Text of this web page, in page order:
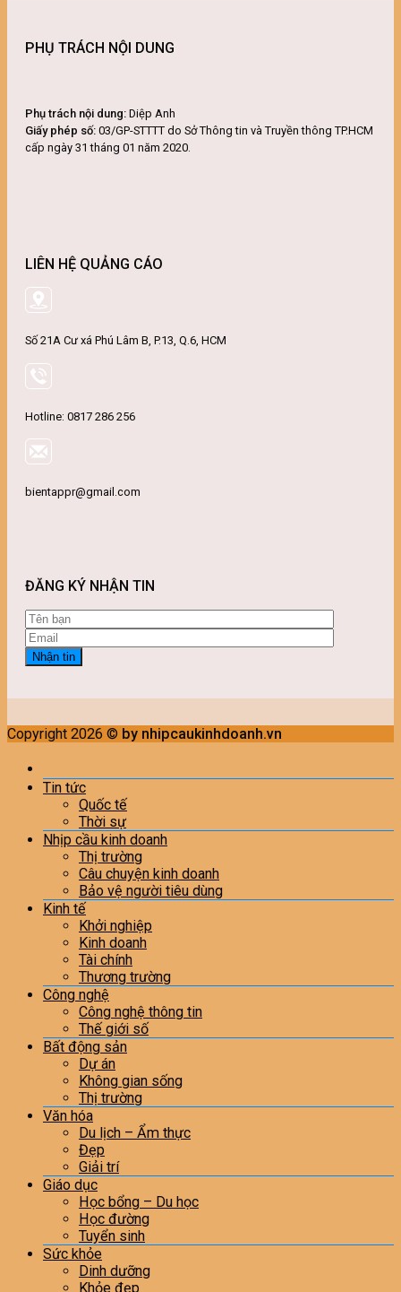
PHỤ TRÁCH NỘI DUNG
Phụ trách nội dung: Diệp Anh
Giấy phép số: 03/GP-STTTT do Sở Thông tin và Truyền thông TP.HCM
cấp ngày 31 tháng 01 năm 2020.
LIÊN HỆ QUẢNG CÁO
Số 21A Cư xá Phú Lâm B, P.13, Q.6, HCM
Hotline: 0817 286 256
bientappr@gmail.com
ĐĂNG KÝ NHẬN TIN
Copyright 2026 © by nhipcaukinhdoanh.vn
Tin tức
Quốc tế
Thời sự
Nhịp cầu kinh doanh
Thị trường
Câu chuyện kinh doanh
Bảo vệ người tiêu dùng
Kinh tế
Khởi nghiệp
Kinh doanh
Tài chính
Thương trường
Công nghệ
Công nghệ thông tin
Thế giới số
Bất động sản
Dự án
Không gian sống
Thị trường
Văn hóa
Du lịch – Ẩm thực
Đẹp
Giải trí
Giáo dục
Học bổng – Du học
Học đường
Tuyển sinh
Sức khỏe
Dinh dưỡng
Khỏe đẹp